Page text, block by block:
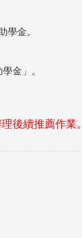
學金。
金」。
後續推薦作業。